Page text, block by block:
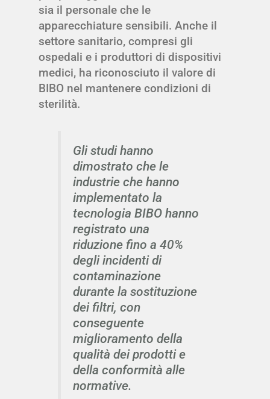
sia il personale che le
apparecchiature sensibili. Anche il
settore sanitario, compresi gli
ospedali e i produttori di dispositivi
medici, ha riconosciuto il valore di
BIBO nel mantenere condizioni di
sterilità.
Gli studi hanno
dimostrato che le
industrie che hanno
implementato la
tecnologia BIBO hanno
registrato una
riduzione fino a 40%
degli incidenti di
contaminazione
durante la sostituzione
dei filtri, con
conseguente
miglioramento della
qualità dei prodotti e
della conformità alle
normative.